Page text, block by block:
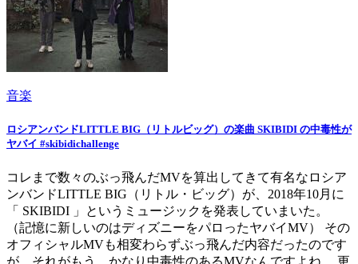
音楽
ロシアンバンドLITTLE BIG（リトルビッグ）の楽曲 SKIBIDI の中毒性が
ヤバイ #skibidichallenge
コレまで数々のぶっ飛んだMVを算出してきて有名なロシア
ンバンドLITTLE BIG（リトル・ビッグ）が、2018年10月に
「 SKIBIDI 」というミュージックを発表していまいた。
（記憶に新しいのはディズニーをパロったヤバイMV） その
オフィシャルMVも相変わらずぶっ飛んだ内容だったのです
が、それがもう、かなり中毒性のあるMVなんですよね。 更